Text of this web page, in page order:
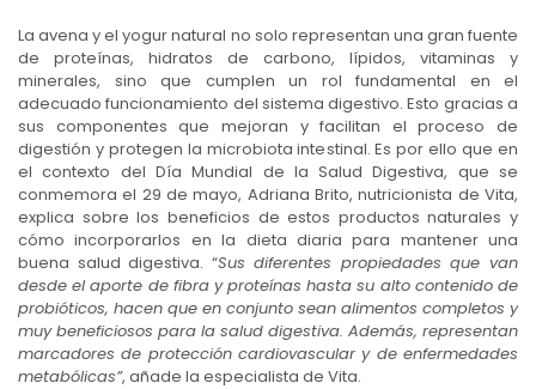
La avena y el yogur natural no solo representan una gran fuente
de proteínas, hidratos de carbono, lípidos, vitaminas y
minerales, sino que cumplen un rol fundamental en el
adecuado funcionamiento del sistema digestivo. Esto gracias a
sus componentes que mejoran y facilitan el proceso de
digestión y protegen la microbiota intestinal. Es por ello que en
el contexto del Día Mundial de la Salud Digestiva, que se
conmemora el 29 de mayo, Adriana Brito, nutricionista de Vita,
explica sobre los beneficios de estos productos naturales y
cómo incorporarlos en la dieta diaria para mantener una
buena salud digestiva. “Sus diferentes propiedades que van
desde el aporte de fibra y proteínas hasta su alto contenido de
probióticos, hacen que en conjunto sean alimentos completos y
muy beneficiosos para la salud digestiva. Además, representan
marcadores de protección cardiovascular y de enfermedades
metabólicas”, añade la especialista de Vita.